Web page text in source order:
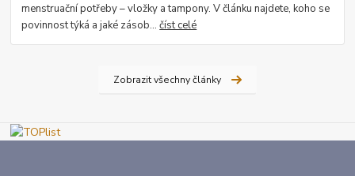
menstruační potřeby – vložky a tampony. V článku najdete, koho se
povinnost týká a jaké zásob...číst celé
Zobrazit všechny články